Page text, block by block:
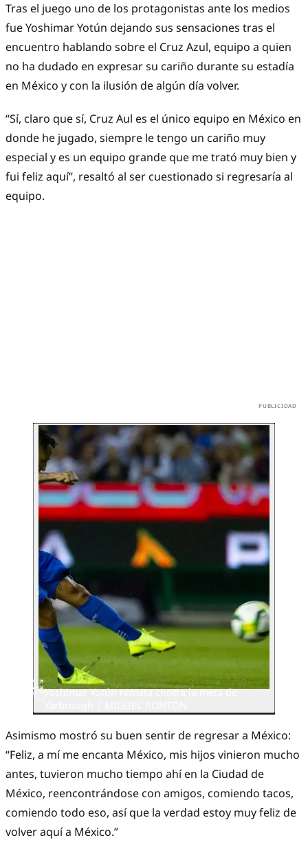
Tras el juego uno de los protagonistas ante los medios
fue Yoshimar Yotún dejando sus sensaciones tras el
encuentro hablando sobre el Cruz Azul, equipo a quien
no ha dudado en expresar su cariño durante su estadía
en México y con la ilusión de algún día volver.
“Sí, claro que sí, Cruz Aul es el único equipo en México en
donde he jugado, siempre le tengo un cariño muy
especial y es un equipo grande que me trató muy bien y
fui feliz aquí”, resaltó al ser cuestionado si regresaría al
equipo.
Yoshimar Yotún remata contra la meta de
Asimismo mostró su buen sentir de regresar a México:
“Feliz, a mí me encanta México, mis hijos vinieron mucho
antes, tuvieron mucho tiempo ahí en la Ciudad de
México, reencontrándose con amigos, comiendo tacos,
comiendo todo eso, así que la verdad estoy muy feliz de
volver aquí a México.”